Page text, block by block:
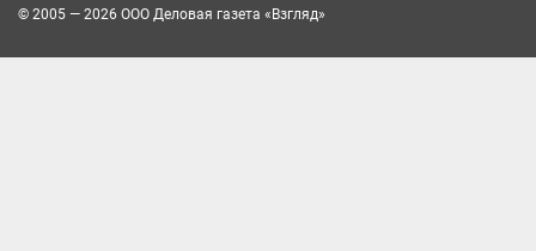
© 2005 — 2026 ООО Деловая газета «Взгляд»